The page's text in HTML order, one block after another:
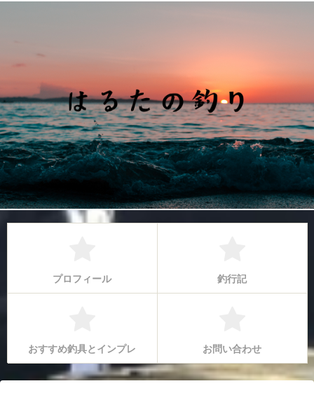
プロフィール 釣行記
おすすめ釣具とインプレ お問い合わせ